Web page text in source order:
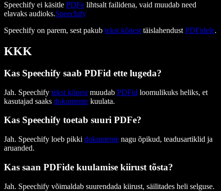
Speechify ei käsitle PDFe lihtsalt failidena, vaid muudab need
elavaks audioks.Speechify
Speechify on parem, sest pakub tekst kõnest täislahendust PDFidele.
KKK
Kas Speechify saab PDFid ette lugeda?
Jah. Speechify tekst kõnest muudab PDFid loomulikuks heliks, et
kasutajad saaks dokumente kuulata.
Kas Speechify toetab suuri PDFe?
Jah. Speechify loeb pikki dokumente nagu õpikud, teadusartiklid ja
aruanded.
Kas saan PDFide kuulamise kiirust tõsta?
Jah. Speechify võimaldab suurendada kiirust, säilitades heli selguse.